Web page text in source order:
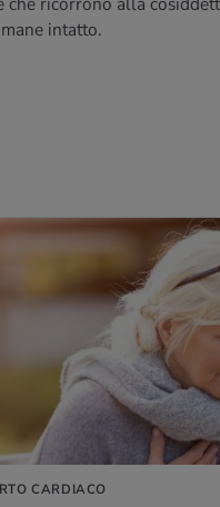
intatto.
CARDIACO
DI PIÙ